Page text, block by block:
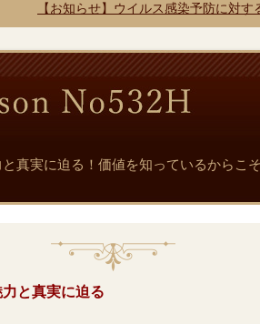
【お知らせ】ウイルス感染予防に対
真実に迫る！価値を知っているからこ
と真実に迫る